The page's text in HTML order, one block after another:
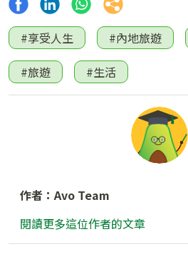
#享受人生 #內地旅遊
#旅遊
#生活
作者：Avo Team
閱讀更多這位作者的文章